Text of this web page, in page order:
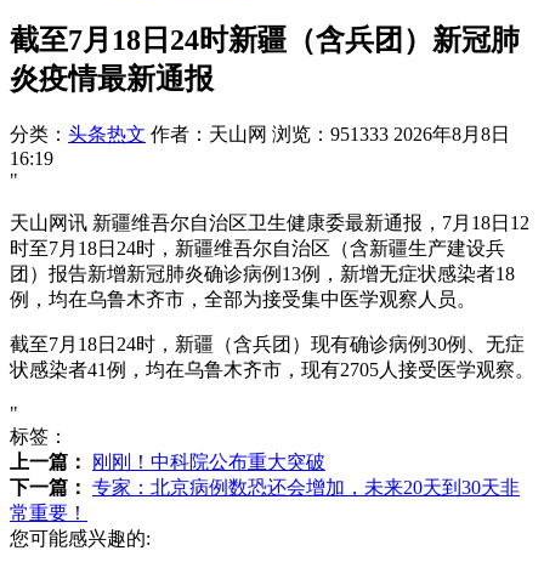
截至7月18日24时新疆（含兵团）新冠肺
炎疫情最新通报
分类： 头条热文 作者：天山网 浏览：951333 2026年8月8日
16:19
"
天山网讯 新疆维吾尔自治区卫生健康委最新通报，7月18日12
时至7月18日24时，新疆维吾尔自治区（含新疆生产建设兵
团）报告新增新冠肺炎确诊病例13例，新增无症状感染者18
例，均在乌鲁木齐市，全部为接受集中医学观察人员。
截至7月18日24时，新疆（含兵团）现有确诊病例30例、无症
状感染者41例，均在乌鲁木齐市，现有2705人接受医学观察。
"
标签：
上一篇：
刚刚！中科院公布重大突破
下一篇： 专家：北京病例数恐还会增加，未来20天到30天非
常重要！
您可能感兴趣的: